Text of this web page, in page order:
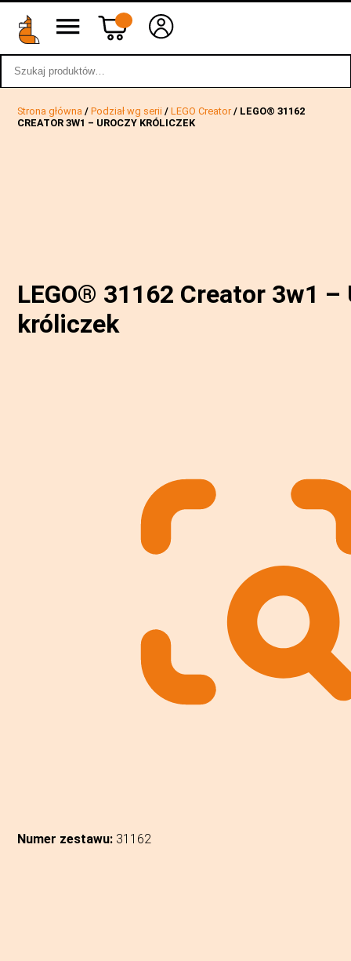
wstecz
Strona główna /Podział wg serii /LEGO Creator / LEGO® 31162
CREATOR 3W1 – UROCZY KRÓLICZEK
LEGO® 31162 Creator 3w1 –
króliczek
Numer zestawu: 31162